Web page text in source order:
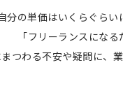
自分の単価はいくらぐら
「フリーランスにな
つわる不安や疑問に、